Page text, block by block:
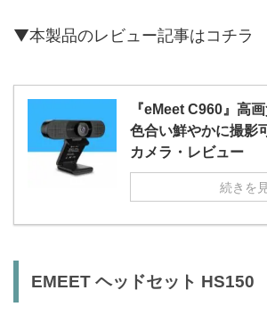
▼本製品のレビュー記事はコチラ
『eMeet C960』高
色合い鮮やかに撮影
カメラ・レビュー
続きを
EMEET ヘッドセット HS150